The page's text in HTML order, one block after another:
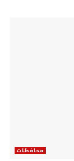
محافظات